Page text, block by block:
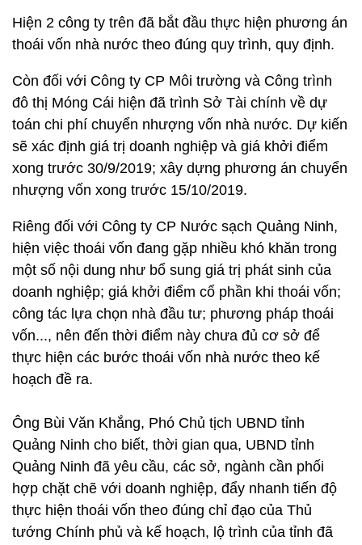
Hiện 2 công ty trên đã bắt đầu thực hiện phương án
thoái vốn nhà nước theo đúng quy trình, quy định.
Còn đối với Công ty CP Môi trường và Công trình
đô thị Móng Cái hiện đã trình Sở Tài chính về dự
toán chi phí chuyển nhượng vốn nhà nước. Dự kiến
sẽ xác định giá trị doanh nghiệp và giá khởi điểm
xong trước 30/9/2019; xây dựng phương án chuyển
nhượng vốn xong trước 15/10/2019.
Riêng đối với Công ty CP Nước sạch Quảng Ninh,
hiện việc thoái vốn đang gặp nhiều khó khăn trong
một số nội dung như bổ sung giá trị phát sinh của
doanh nghiệp; giá khởi điểm cổ phần khi thoái vốn;
công tác lựa chọn nhà đầu tư; phương pháp thoái
vốn..., nên đến thời điểm này chưa đủ cơ sở để
thực hiện các bước thoái vốn nhà nước theo kế
hoạch đề ra.
Ông Bùi Văn Khắng, Phó Chủ tịch UBND tỉnh
Quảng Ninh cho biết, thời gian qua, UBND tỉnh
Quảng Ninh đã yêu cầu, các sở, ngành cần phối
hợp chặt chẽ với doanh nghiệp, đẩy nhanh tiến độ
thực hiện thoái vốn theo đúng chỉ đạo của Thủ
tướng Chính phủ và kế hoạch, lộ trình của tỉnh đã